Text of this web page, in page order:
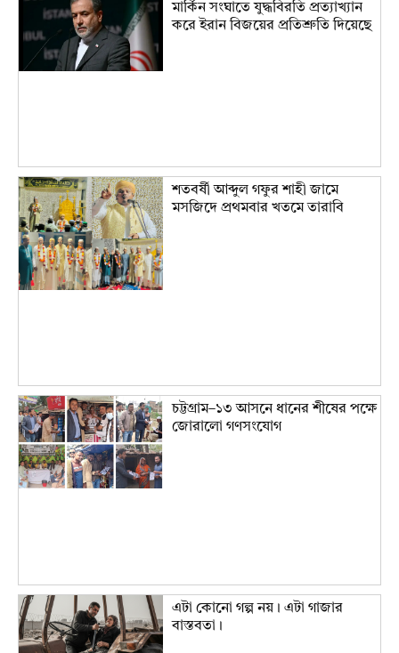
মার্কিন সংঘাতে যুদ্ধবিরতি প্রত্যাখ্যান
করে ইরান বিজয়ের প্রতিশ্রুতি দিয়েছে
শতবর্ষী আব্দুল গফুর শাহী জামে
মসজিদে প্রথমবার খতমে তারাবি
চট্টগ্রাম–১৩ আসনে ধানের শীষের পক্ষে
জোরালো গণসংযোগ
এটা কোনো গল্প নয়। এটা গাজার
বাস্তবতা।